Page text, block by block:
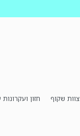
צוות שקוף חזון ועקרונות